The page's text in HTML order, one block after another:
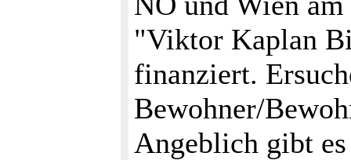
"Viktor Kaplan
finanziert.
Bewohner/
Angeblich gibt